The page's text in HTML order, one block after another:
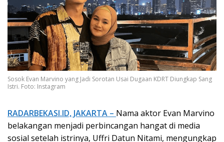
Sosok Evan Marvino yang Jadi Sorotan Usai Dugaan KDRT Diungkap Sang
Istri. Foto: Instagram
RADARBEKASI.ID, JAKARTA – Nama aktor Evan Marvino
belakangan menjadi perbincangan hangat di media
sosial setelah istrinya, Uffri Datun Nitami, mengungkap